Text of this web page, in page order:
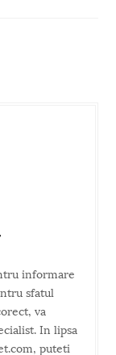
informare
sfatul
va
In lipsa
puteti